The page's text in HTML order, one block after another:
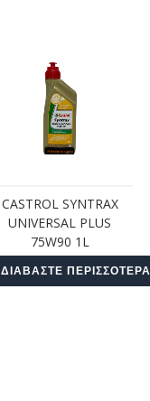
CASTROL SYNTRAX
UNIVERSAL PLUS
75W90 1L
ΔΙΑΒΆΣΤΕ ΠΕΡΙΣΣΌΤΕΡΑ